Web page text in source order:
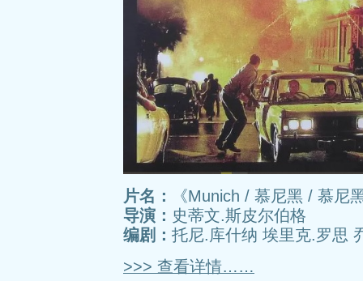
片名：
《Munich / 慕尼黑 / 慕尼
导演： 史蒂文.斯皮尔伯格
编剧： 托尼.库什纳 埃里克.罗
>>> 查看详情……